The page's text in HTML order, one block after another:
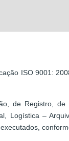
ISO 9001:
de Registro,
Logística –